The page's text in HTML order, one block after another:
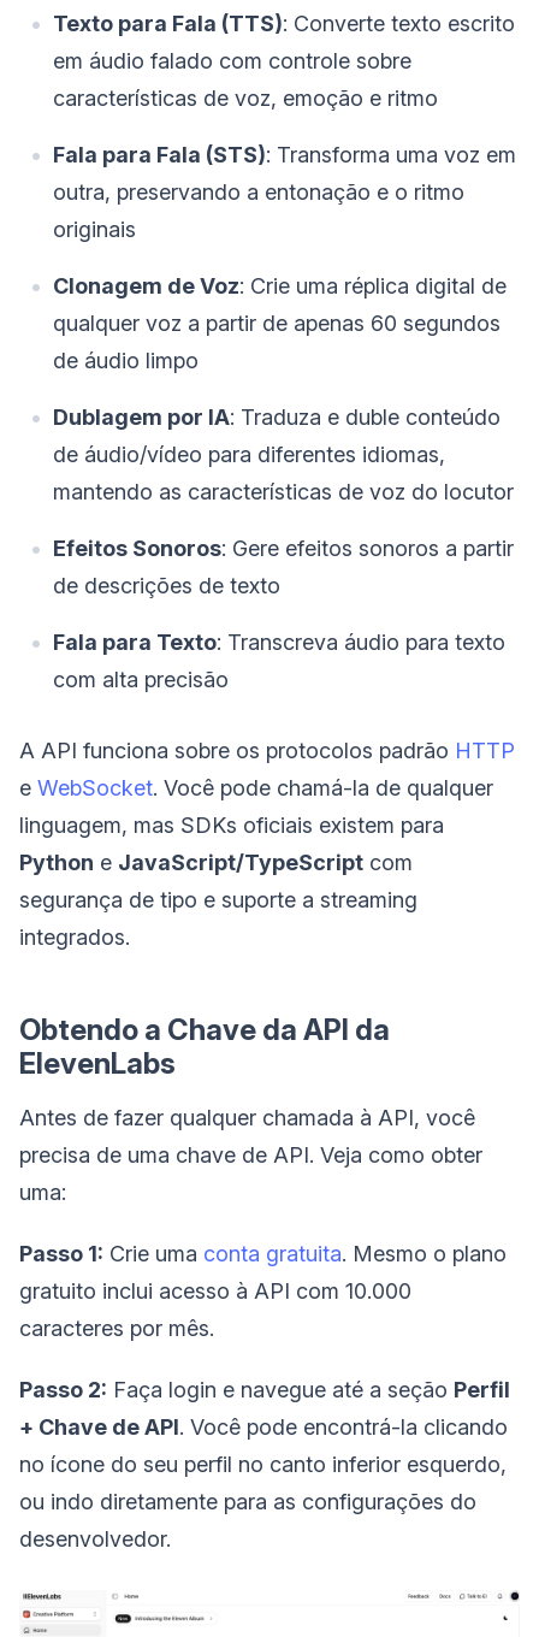
Texto para Fala (TTS): Converte texto escrito
em áudio falado com controle sobre
características de voz, emoção e ritmo
Fala para Fala (STS): Transforma uma voz em
outra, preservando a entonação e o ritmo
originais
Clonagem de Voz: Crie uma réplica digital de
qualquer voz a partir de apenas 60 segundos
de áudio limpo
Dublagem por IA: Traduza e duble conteúdo
de áudio/vídeo para diferentes idiomas,
mantendo as características de voz do locutor
Efeitos Sonoros: Gere efeitos sonoros a partir
de descrições de texto
Fala para Texto: Transcreva áudio para texto
com alta precisão
A API funciona sobre os protocolos padrão HTTP
e WebSocket. Você pode chamá-la de qualquer
linguagem, mas SDKs oficiais existem para
Python e JavaScript/TypeScript com
segurança de tipo e suporte a streaming
integrados.
Obtendo a Chave da API da
ElevenLabs
Antes de fazer qualquer chamada à API, você
precisa de uma chave de API. Veja como obter
uma:
Passo 1: Crie uma conta gratuita. Mesmo o plano
gratuito inclui acesso à API com 10.000
caracteres por mês.
Passo 2: Faça login e navegue até a seção Perfil
+ Chave de API. Você pode encontrá-la clicando
no ícone do seu perfil no canto inferior esquerdo,
ou indo diretamente para as configurações do
desenvolvedor.